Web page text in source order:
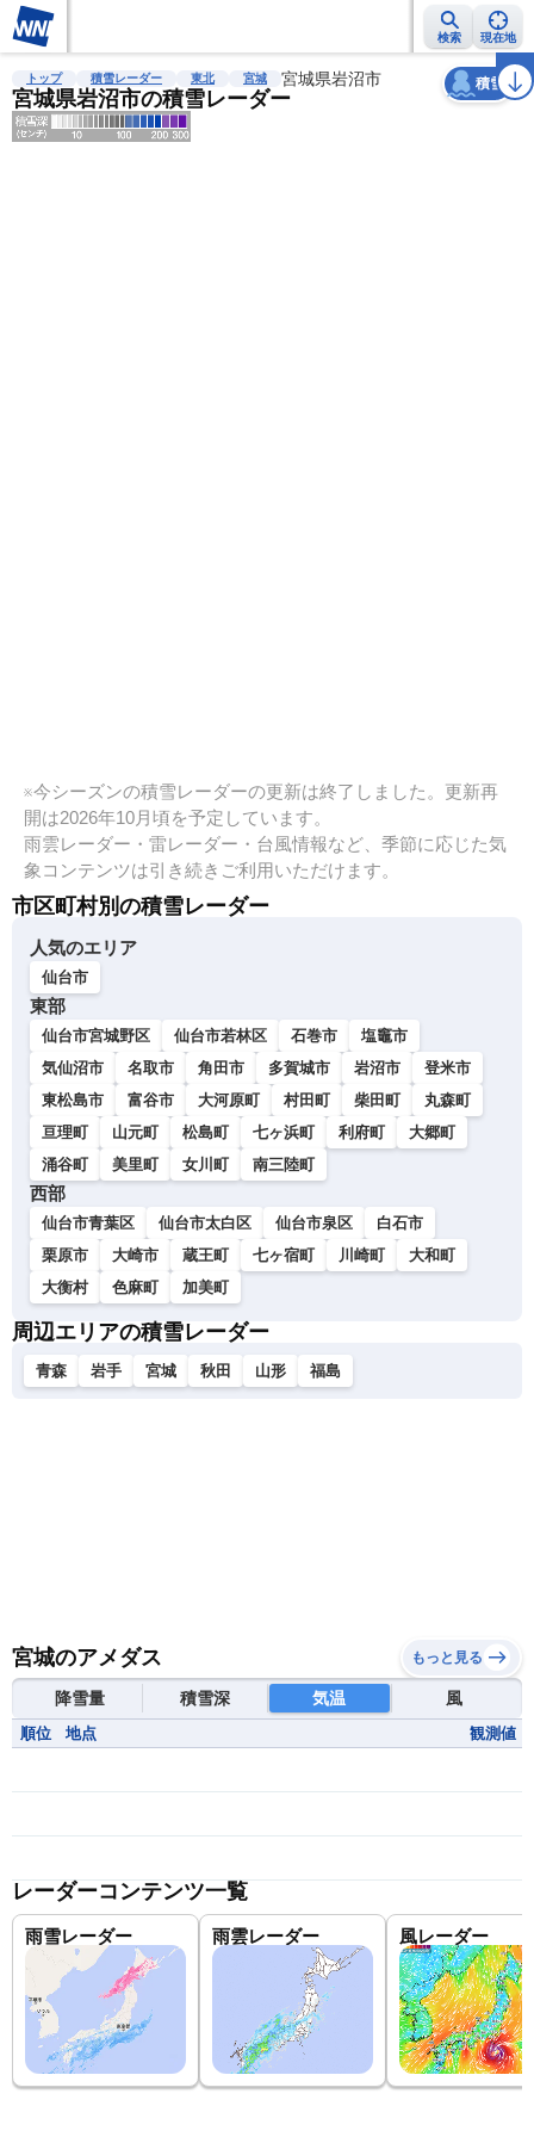
検索 現在地
雨雲レーダー 台風情報 地震情報 警報・注意報 2週間天気 ラ
トップ 積雪レーダー 東北 宮城 宮城県岩沼市
宮城県岩沼市の積雪レーダー
積雪
天気 台風
※今シーズンの積雪レーダーの更新は終了しました。更新再
開は2026年10月頃を予定しています。
雨雲レーダー・雷レーダー・台風情報など、季節に応じた気
象コンテンツは引き続きご利用いただけます。
市区町村別の積雪レーダー
人気のエリア
仙台市
東部
仙台市宮城野区 仙台市若林区 石巻市
塩竈市
気仙沼市
名取市 角田市 多賀城市 岩沼市
登米市
東松島市
富谷市 大河原町 村田町 柴田町
丸森町
亘理町
山元町 松島町 七ヶ浜町 利府町
大郷町
涌谷町
美里町 女川町 南三陸町
西部
仙台市青葉区 仙台市太白区 仙台市泉区
白石市
栗原市
大崎市 蔵王町 七ヶ宿町 川崎町
大和町
大衡村
色麻町 加美町
周辺エリアの積雪レーダー
青森 岩手 宮城 秋田 山形 福島
宮城のアメダス もっと見る
降雪量 積雪深 気温 風
順位 地点 観測値
レーダーコンテンツ一覧
雨雪レーダー 雨雲レーダー 風レーダー